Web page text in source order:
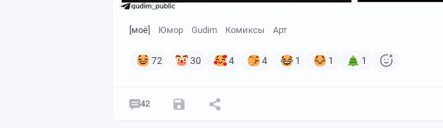
[моё] Юмор Gudim Комиксы Арт
72 30 4 4 1 1 1
42